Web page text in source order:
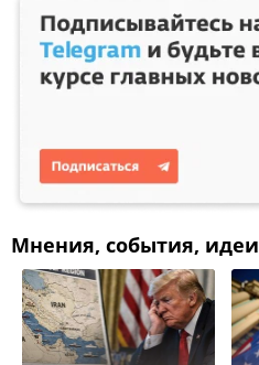
Мнения, события, идеи